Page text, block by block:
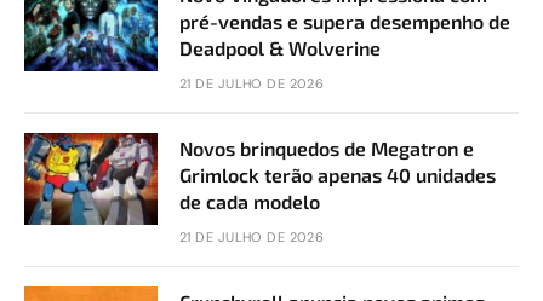
pré-vendas e supera desempenho de
Deadpool & Wolverine
21 DE JULHO DE 2026
Novos brinquedos de Megatron e
Grimlock terão apenas 40 unidades
de cada modelo
21 DE JULHO DE 2026